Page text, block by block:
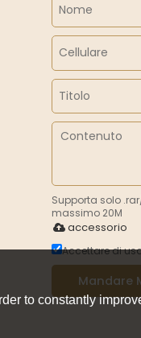
Supporta solo
massimo 20M
accessorio
Accettare di
Mandare
to constantly